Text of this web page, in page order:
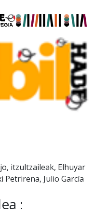
Liburutegia
itzultzaileak, Elhuyar
Petrirena, Julio García
: